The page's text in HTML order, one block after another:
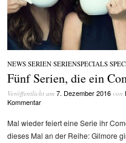
NEWS/SERIEN/SERIENSPECIALS/
Fünf Serien, die ein
Veröffentlicht am 7. Dezember 2016 von
Kommentar
Mal wieder feiert eine Serie ihr
dieses Mal an der Reihe: Gilmore